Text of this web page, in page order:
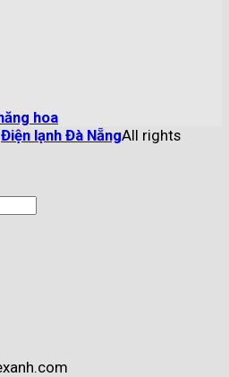
hoa
Điện lạnh Đà NẵngAll rights